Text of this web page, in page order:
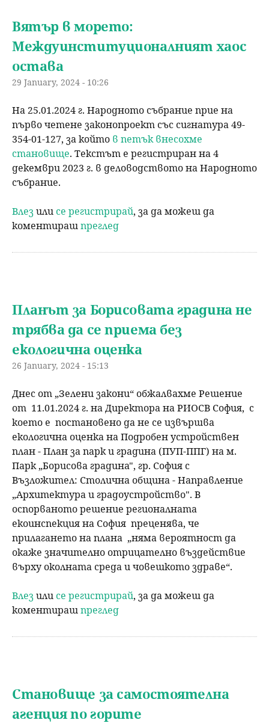
Вятър в морето:
Междуинституционалният хаос
остава
29 January, 2024 - 10:26
На 25.01.2024 г. Народното събрание прие на
първо четене законопроект със сигнатура 49-
354-01-127, за който в петък внесохме
становище. Текстът е регистриран на 4
декември 2023 г. в деловодството на Народното
събрание.
Влезили се регистрирай, за да можеш да
коментирашпреглед
Планът за Борисовата градина не
трябва да се приема без
екологична оценка
26 January, 2024 - 15:13
Днес от „Зелени закони“ обжалвахме Решение
от 11.01.2024 г. на Директора на РИОСВ София, с
което е постановено да не се извършва
екологична оценка на Подробен устройствен
план - План за парк и градина (ПУП-ППГ) на м.
Парк „Борисова градина", гр. София с
Възложител: Столична община - Направление
„Архитектура и градоустройство". В
оспорваното решение регионалната
екоинспекция на София преценява, че
прилагането на плана „няма вероятност да
окаже значително отрицателно въздействие
върху околната среда и човешкото здраве“.
Влезили се регистрирай, за да можеш да
коментирашпреглед
Становище за самостоятелна
агенция по горите